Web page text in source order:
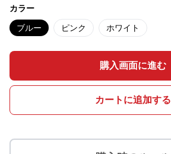
カラー
ブルー ピンク ホワイト
購入画面に進む
カートに追加する